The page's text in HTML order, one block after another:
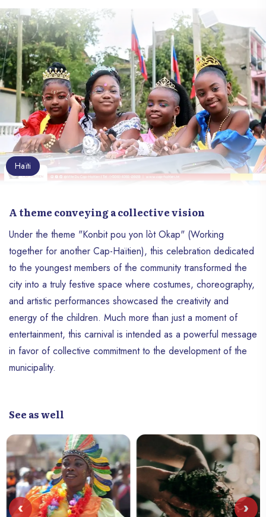
Haïti
A theme conveying a collective vision
Under the theme "Konbit pou yon lòt Okap" (Working
together for another Cap-Haïtien), this celebration dedicated
to the youngest members of the community transformed the
city into a truly festive space where costumes, choreography,
and artistic performances showcased the creativity and
energy of the children. Much more than just a moment of
entertainment, this carnival is intended as a powerful message
in favor of collective commitment to the development of the
municipality.
See as well
‹ ›